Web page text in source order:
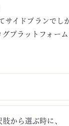
サイドプランでし
プラットフォー
から選ぶ時に、